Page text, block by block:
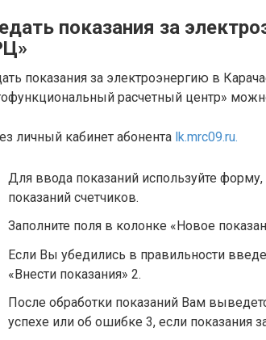
показания за
показания за электроэнергию в
расчетный центр»
личный кабинет абонента lk.mrc09.ru.
Для ввода показаний используйте
показаний счетчиков.
Заполните поля в колонке «Новое
Если Вы убедились в правильности
«Внести показания» 2.
После обработки показаний Вам
успехе или об ошибке 3, если показания